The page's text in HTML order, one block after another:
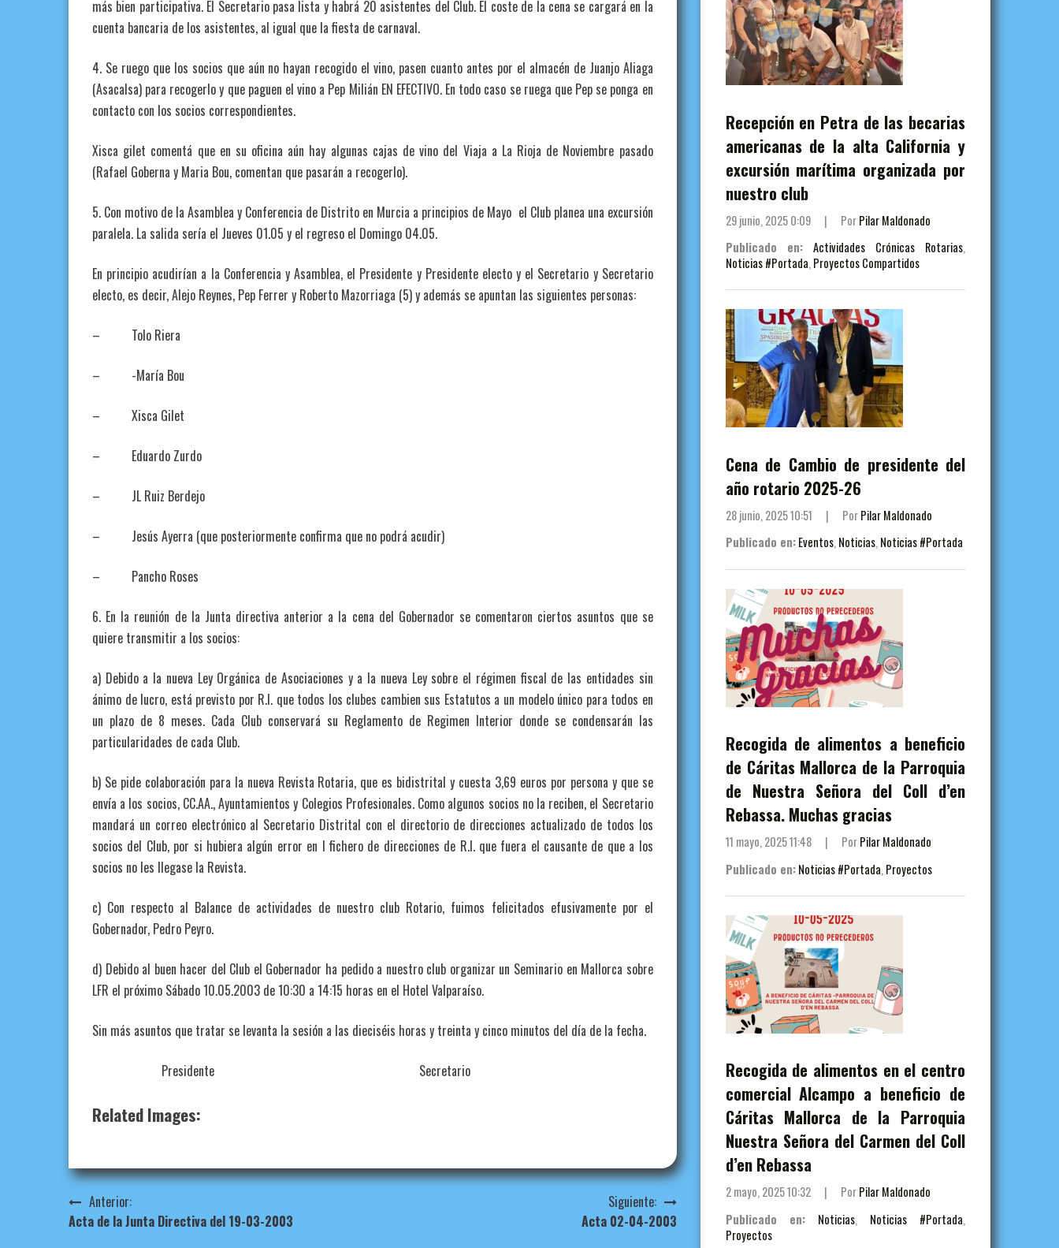
más bien participativa. El Secretario pasa lista y habrá 20 asistentes del Club. El coste de la cena se cargará en la
cuenta bancaria de los asistentes, al igual que la fiesta de carnaval.
4. Se ruego que los socios que aún no hayan recogido el vino, pasen cuanto antes por el almacén de Juanjo Aliaga
(Asacalsa) para recogerlo y que paguen el vino a Pep Milián EN EFECTIVO. En todo caso se ruega que Pep se ponga en
contacto con los socios correspondientes.
Xisca gilet comentá que en su oficina aún hay algunas cajas de vino del Viaja a La Rioja de Noviembre pasado
(Rafael Goberna y Maria Bou, comentan que pasarán a recogerlo).
5. Con motivo de la Asamblea y Conferencia de Distrito en Murcia a principios de Mayo el Club planea una excursión
paralela. La salida sería el Jueves 01.05 y el regreso el Domingo 04.05.
En principio acudirían a la Conferencia y Asamblea, el Presidente y Presidente electo y el Secretario y Secretario
electo, es decir, Alejo Reynes, Pep Ferrer y Roberto Mazorriaga (5) y además se apuntan las siguientes personas:
– Tolo Riera
– -María Bou
– Xisca Gilet
– Eduardo Zurdo
– JL Ruiz Berdejo
– Jesús Ayerra (que posteriormente confirma que no podrá acudir)
– Pancho Roses
6. En la reunión de la Junta directiva anterior a la cena del Gobernador se comentaron ciertos asuntos que se
quiere transmitir a los socios:
a) Debido a la nueva Ley Orgánica de Asociaciones y a la nueva Ley sobre el régimen fiscal de las entidades sin
ánimo de lucro, está previsto por R.I. que todos los clubes cambien sus Estatutos a un modelo único para todos en
un plazo de 8 meses. Cada Club conservará su Reglamento de Regimen Interior donde se condensarán las
particularidades de cada Club.
b) Se pide colaboración para la nueva Revista Rotaria, que es bidistrital y cuesta 3,69 euros por persona y que se
envía a los socios, CC.AA., Ayuntamientos y Colegios Profesionales. Como algunos socios no la reciben, el Secretario
mandará un correo electrónico al Secretario Distrital con el directorio de direcciones actualizado de todos los
socios del Club, por si hubiera algún error en l fichero de direcciones de R.I. que fuera el causante de que a los
socios no les llegase la Revista.
c) Con respecto al Balance de actividades de nuestro club Rotario, fuimos felicitados efusivamente por el
Gobernador, Pedro Peyro.
d) Debido al buen hacer del Club el Gobernador ha pedido a nuestro club organizar un Seminario en Mallorca sobre
LFR el próximo Sábado 10.05.2003 de 10:30 a 14:15 horas en el Hotel Valparaíso.
Sin más asuntos que tratar se levanta la sesión a las dieciséis horas y treinta y cinco minutos del día de la fecha.
Presidente Secretario
Related Images:
Navegación
de
Anterior:
Acta de la Junta Directiva del 19-03-2003
Siguiente:
Acta 02-04-2003
Recepción en Petra de las becarias
americanas de la alta California y
excursión marítima organizada por
nuestro club
29 junio, 2025 0:09 | PorPilar Maldonado
Publicado en:
Actividades Crónicas Rotarias,
Noticias #Portada, Proyectos Compartidos
Cena de Cambio de presidente del
año rotario 2025-26
28 junio, 2025 10:51 | PorPilar Maldonado
Publicado en: Eventos,Noticias,Noticias #Portada
Recogida de alimentos a beneficio
de Cáritas Mallorca de la Parroquia
de Nuestra Señora del Coll d’en
Rebassa. Muchas gracias
11 mayo, 2025 11:48 | PorPilar Maldonado
Publicado en: Noticias #Portada, Proyectos
Recogida de alimentos en el centro
comercial Alcampo a beneficio de
Cáritas Mallorca de la Parroquia
Nuestra Señora del Carmen del Coll
d’en Rebassa
2 mayo, 2025 10:32 | PorPilar Maldonado
Publicado en:
Noticias, Noticias #Portada,
Proyectos